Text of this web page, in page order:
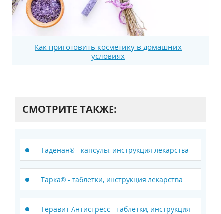
Как приготовить косметику в домашних
условиях
СМОТРИТЕ ТАКЖЕ:
Таденан® - капсулы, инструкция лекарства
Тарка® - таблетки, инструкция лекарства
Теравит Антистресс - таблетки, инструкция